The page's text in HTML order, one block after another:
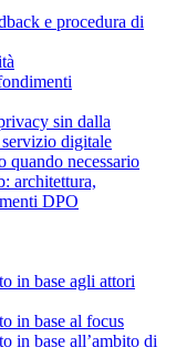
e procedura di
sin dalla
digitale
quando necessario
architettura,
DPO
in base agli attori
in base al focus
in base all’ambito di